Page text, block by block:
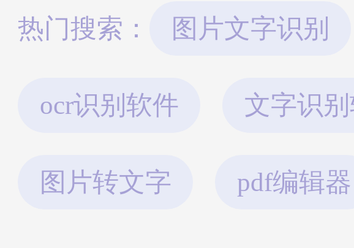
热门搜索： 图片文字识别
ocr识别软件 文字识
图片转文字 pdf编辑器